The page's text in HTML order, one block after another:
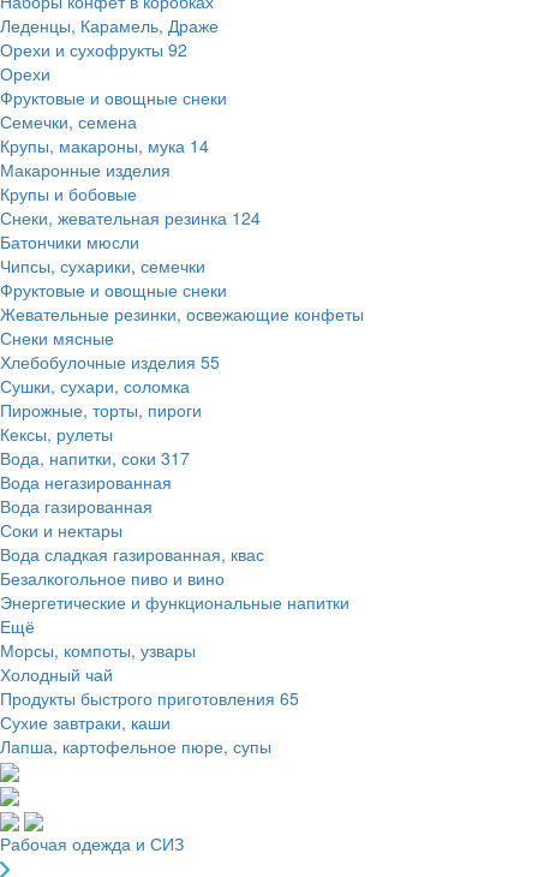
Леденцы, Карамель, Драже
Орехи и сухофрукты 92
Орехи
Фруктовые и овощные снеки
Семечки, семена
Крупы, макароны, мука 14
Макаронные изделия
Крупы и бобовые
Снеки, жевательная резинка 124
Батончики мюсли
Чипсы, сухарики, семечки
Фруктовые и овощные снеки
Жевательные резинки, освежающие конфеты
Снеки мясные
Хлебобулочные изделия 55
Сушки, сухари, соломка
Пирожные, торты, пироги
Кексы, рулеты
Вода, напитки, соки 317
Вода негазированная
Вода газированная
Соки и нектары
Вода сладкая газированная, квас
Безалкогольное пиво и вино
Энергетические и функциональные напитки
Ещё
Морсы, компоты, узвары
Холодный чай
Продукты быстрого приготовления 65
Сухие завтраки, каши
Лапша, картофельное пюре, супы
Рабочая одежда и СИЗ